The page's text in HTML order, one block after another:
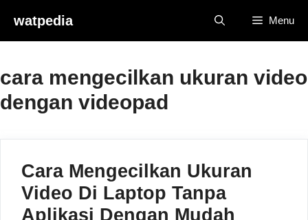
content
watpedia Menu
cara mengecilkan ukuran video
dengan videopad
Cara Mengecilkan Ukuran
Video Di Laptop Tanpa
Aplikasi Dengan Mudah